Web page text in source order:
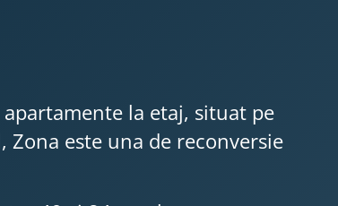
la etaj, situat pe
este una de reconversie